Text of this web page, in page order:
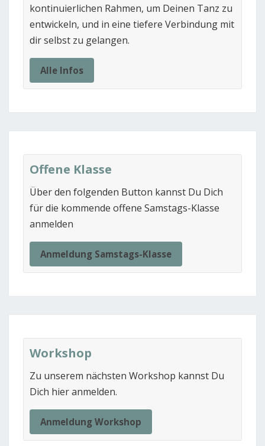
kontinuierlichen Rahmen, um Deinen Tanz zu
entwickeln, und in eine tiefere Verbindung mit
dir selbst zu gelangen.
Alle Infos
Offene Klasse
Über den folgenden Button kannst Du Dich
für die kommende offene Samstags-Klasse
anmelden
Anmeldung Samstags-Klasse
Workshop
Zu unserem nächsten Workshop kannst Du
Dich hier anmelden.
Anmeldung Workshop